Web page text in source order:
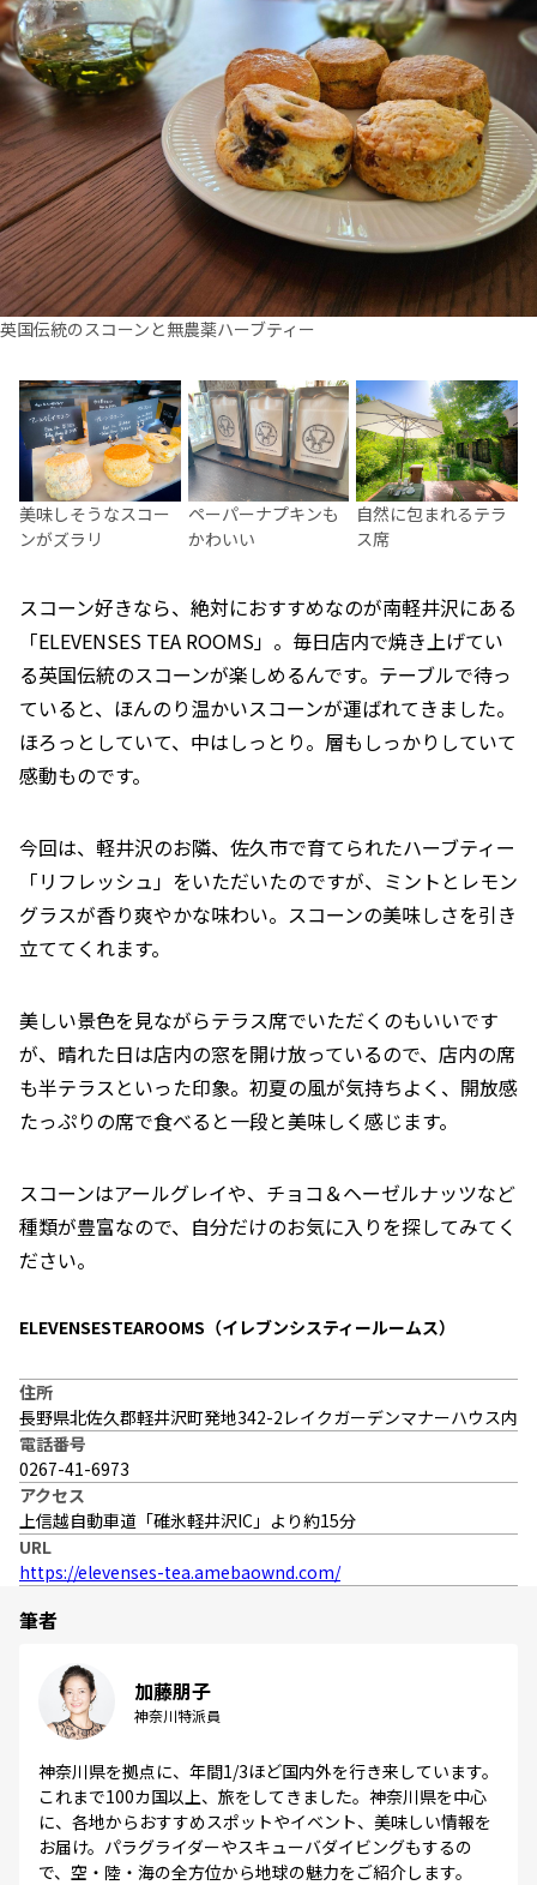
英国伝統のスコーンと無農薬ハーブティー
美味しそうなスコー
ンがズラリ
ペーパーナプキンも
かわいい
自然に包まれるテラ
ス席
スコーン好きなら、絶対におすすめなのが南軽井沢にある
「ELEVENSES TEA ROOMS」。毎日店内で焼き上げてい
る英国伝統のスコーンが楽しめるんです。テーブルで待っ
ていると、ほんのり温かいスコーンが運ばれてきました。
ほろっとしていて、中はしっとり。層もしっかりしていて
感動ものです。
今回は、軽井沢のお隣、佐久市で育てられたハーブティー
「リフレッシュ」をいただいたのですが、ミントとレモン
グラスが香り爽やかな味わい。スコーンの美味しさを引き
立ててくれます。
美しい景色を見ながらテラス席でいただくのもいいです
が、晴れた日は店内の窓を開け放っているので、店内の席
も半テラスといった印象。初夏の風が気持ちよく、開放感
たっぷりの席で食べると一段と美味しく感じます。
スコーンはアールグレイや、チョコ＆ヘーゼルナッツなど
種類が豊富なので、自分だけのお気に入りを探してみてく
ださい。
ELEVENSESTEAROOMS（イレブンシスティールームス）
住所
長野県北佐久郡軽井沢町発地342-2レイクガーデンマナーハウス内
電話番号
0267-41-6973
アクセス
上信越自動車道「碓氷軽井沢IC」より約15分
URL
https://elevenses-tea.amebaownd.com/
筆者
加藤朋子
神奈川特派員
神奈川県を拠点に、年間1/3ほど国内外を行き来しています。
これまで100カ国以上、旅をしてきました。​神奈川県を中心
に、各地からおすすめスポットやイベント、美味しい情報を
お届け。パラグライダーやスキューバダイビングもするの
で、空・陸・海の全方位から地球の魅力をご紹介します。